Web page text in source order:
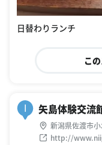
日替わりランチ
こ
I 矢島体験交流
新潟県佐渡市小
http://